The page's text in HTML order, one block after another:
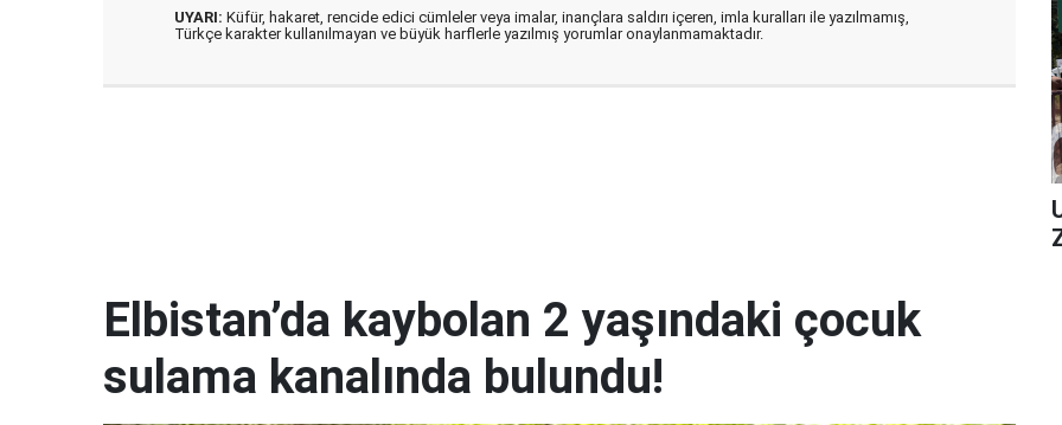
UYARI: Küfür, hakaret, rencide edici cümleler veya imalar, inançlara saldırı içeren, imla kuralları ile yazılmamış,
Türkçe karakter kullanılmayan ve büyük harflerle yazılmış yorumlar onaylanmamaktadır.
Elbistan’da kaybolan 2 yaşındaki çocuk
sulama kanalında bulundu!